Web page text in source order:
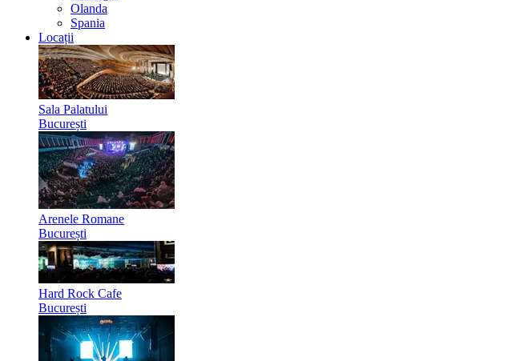
Olanda
Spania
Locații
Sala Palatului
București
Arenele Romane
București
Hard Rock Cafe
București